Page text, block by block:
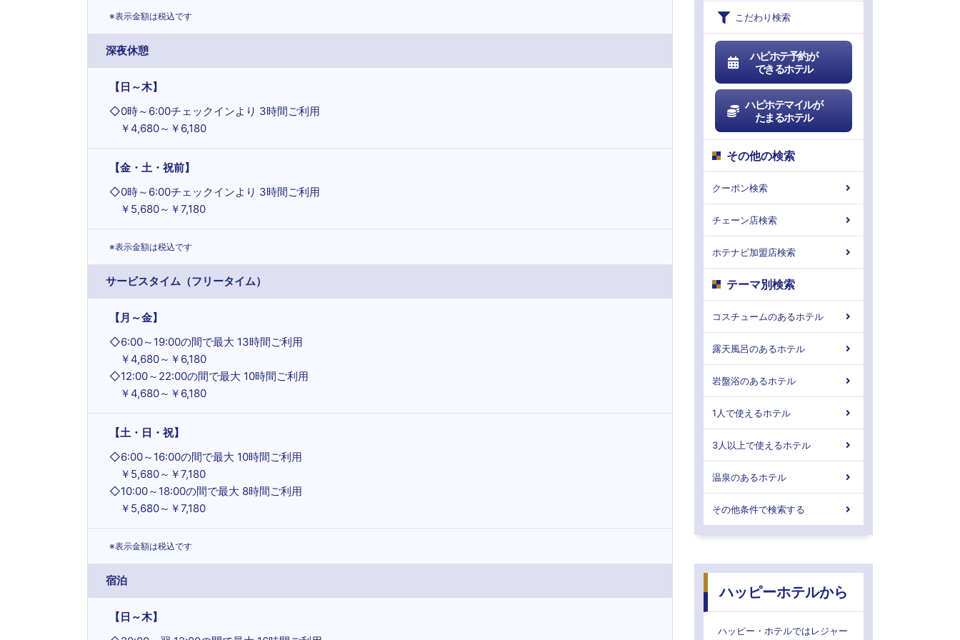
※表示金額は税込です
深夜休憩
【日～木】
◇0時～6:00チェックインより 3時間ご利用
￥4,680～￥6,180
【金・土・祝前】
◇0時～6:00チェックインより 3時間ご利用
￥5,680～￥7,180
※表示金額は税込です
サービスタイム（フリータイム）
【月～金】
◇6:00～19:00の間で最大 13時間ご利用
￥4,680～￥6,180
◇12:00～22:00の間で最大 10時間ご利用
￥4,680～￥6,180
【土・日・祝】
◇6:00～16:00の間で最大 10時間ご利用
￥5,680～￥7,180
◇10:00～18:00の間で最大 8時間ご利用
￥5,680～￥7,180
※表示金額は税込です
宿泊
【日～木】
こだわり検索
ハピホテ予約が
できるホテル
ハピホテマイルが
たまるホテル
その他の検索
クーポン検索
チェーン店検索
ホテナビ加盟店検索
テーマ別検索
コスチュームのあるホテル
露天風呂のあるホテル
岩盤浴のあるホテル
1人で使えるホテル
3人以上で使えるホテル
温泉のあるホテル
その他条件で検索する
ハッピーホテルから
ハッピー・ホテルではレジャー